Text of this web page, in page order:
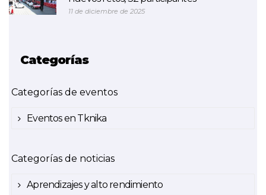
11 de diciembre de 2025
Categorías
Categorías de eventos
Eventos en Tknika
Categorías de noticias
Aprendizajes y alto rendimiento